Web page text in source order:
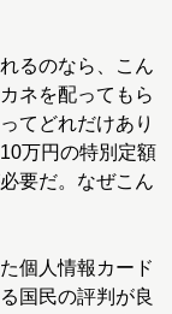
るのなら、こん
ネを配ってもら
てどれだけあり
万円の特別定額
要だ。なぜこん
個人情報カード
国民の評判が良